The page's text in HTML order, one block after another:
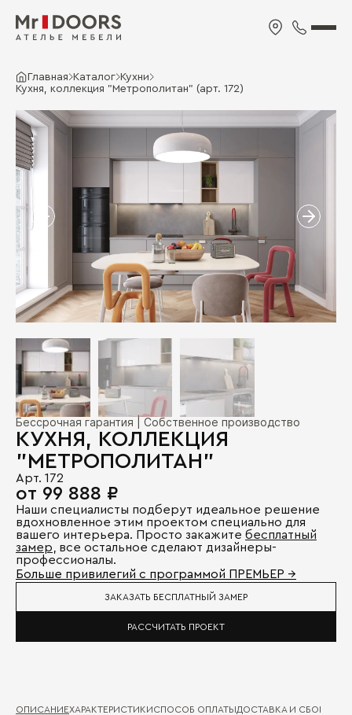
Главная Каталог Кухни
Кухня, коллекция "Метрополитан" (арт. 172)
Бессрочная гарантия | Собственное производство
КУХНЯ, КОЛЛЕКЦИЯ
"МЕТРОПОЛИТАН"
Арт. 172
от 99 888 ₽
Наши специалисты подберут идеальное решение
вдохновленное этим проектом специально для
вашего интерьера. Просто закажите бесплатный
замер , все остальное сделают дизайнеры-
профессионалы.
Больше привилегий с программой ПРЕМЬЕР →
ЗАКАЗАТЬ БЕСПЛАТНЫЙ ЗАМЕР
РАССЧИТАТЬ ПРОЕКТ
ОПИСАНИЕХАРАКТЕРИСТИКИСПОСОБ ОПЛАТЫДОСТАВКА И СБОРКА